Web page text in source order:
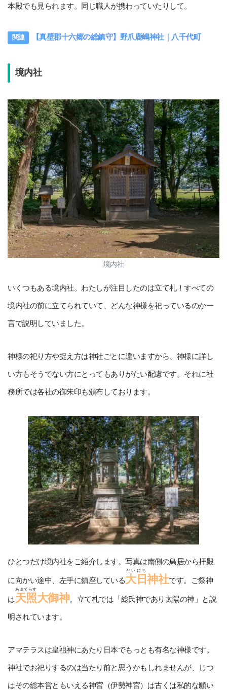
本殿でも見られます。同じ職人が携わっていたりして。
【真壁郡十六郷の総鎮守】野爪鹿嶋神社｜八千代町
境内社
境内社
いくつもある境内社。わたしが注目したのは立て札！すべての
境内社の前に立てられていて、どんな神様を祀っているのか一
言で説明していました。
神様の祀り方や捉え方は神社ごとに違いますから、神様に詳し
い方もそうでない方にとってもありがたい配慮です。それに社
務所では各社の御朱印も頒布しております。
ひとつだけ境内社をご紹介します。写真は南側の鳥居から拝殿
に向かい途中、左手に鎮座している大日
だいにち
神社です。ご祭神
は天照
あまてらす
大御神。立て札では「総氏神であり太陽の神」と説
明されています。
アマテラスは皇祖神にあたり日本でもっとも有名な神様です。
神社でお祀りするのは当たり前と思うかもしれませんが、じつ
はその総本営ともいえる神宮（伊勢神宮）は古くは私的な願い